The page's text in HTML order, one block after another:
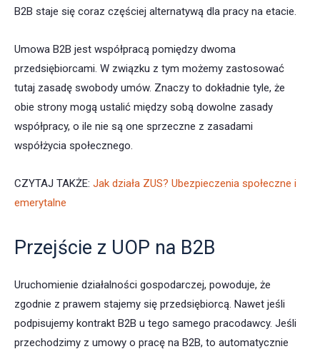
B2B staje się coraz częściej alternatywą dla pracy na etacie.
Umowa B2B jest współpracą pomiędzy dwoma
przedsiębiorcami. W związku z tym możemy zastosować
tutaj zasadę swobody umów. Znaczy to dokładnie tyle, że
obie strony mogą ustalić między sobą dowolne zasady
współpracy, o ile nie są one sprzeczne z zasadami
współżycia społecznego.
CZYTAJ TAKŻE: Jak działa ZUS? Ubezpieczenia społeczne i
emerytalne
Przejście z UOP na B2B
Uruchomienie działalności gospodarczej, powoduje, że
zgodnie z prawem stajemy się przedsiębiorcą. Nawet jeśli
podpisujemy kontrakt B2B u tego samego pracodawcy. Jeśli
przechodzimy z umowy o pracę na B2B, to automatycznie